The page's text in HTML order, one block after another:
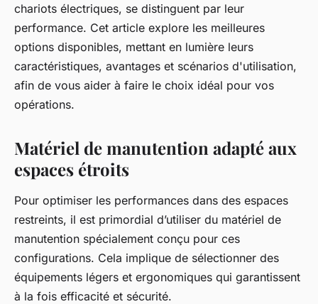
chariots électriques, se distinguent par leur
performance. Cet article explore les meilleures
options disponibles, mettant en lumière leurs
caractéristiques, avantages et scénarios d'utilisation,
afin de vous aider à faire le choix idéal pour vos
opérations.
Matériel de manutention adapté aux
espaces étroits
Pour optimiser les performances dans des espaces
restreints, il est primordial d’utiliser du matériel de
manutention spécialement conçu pour ces
configurations. Cela implique de sélectionner des
équipements légers et ergonomiques qui garantissent
à la fois efficacité et sécurité.